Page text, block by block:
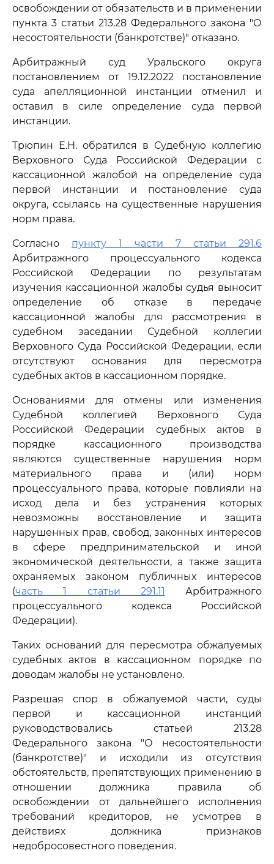
освобождении от обязательств и в применении
пункта 3 статьи 213.28 Федерального закона "О
несостоятельности (банкротстве)" отказано.
Арбитражный суд Уральского округа
постановлением от 19.12.2022 постановление
суда апелляционной инстанции отменил и
оставил в силе определение суда первой
инстанции.
Трюпин Е.Н. обратился в Судебную коллегию
Верховного Суда Российской Федерации с
кассационной жалобой на определение суда
первой инстанции и постановление суда
округа, ссылаясь на существенные нарушения
норм права.
Согласно пункту 1 части 7 статьи 291.6
Арбитражного процессуального кодекса
Российской Федерации по результатам
изучения кассационной жалобы судья выносит
определение об отказе в передаче
кассационной жалобы для рассмотрения в
судебном заседании Судебной коллегии
Верховного Суда Российской Федерации, если
отсутствуют основания для пересмотра
судебных актов в кассационном порядке.
Основаниями для отмены или изменения
Судебной коллегией Верховного Суда
Российской Федерации судебных актов в
порядке кассационного производства
являются существенные нарушения норм
материального права и (или) норм
процессуального права, которые повлияли на
исход дела и без устранения которых
невозможны восстановление и защита
нарушенных прав, свобод, законных интересов
в сфере предпринимательской и иной
экономической деятельности, а также защита
охраняемых законом публичных интересов
(часть 1 статьи 291.11 Арбитражного
процессуального кодекса Российской
Федерации).
Таких оснований для пересмотра обжалуемых
судебных актов в кассационном порядке по
доводам жалобы не установлено.
Разрешая спор в обжалуемой части, суды
первой и кассационной инстанций
руководствовались статьей 213.28
Федерального закона "О несостоятельности
(банкротстве)" и исходили из отсутствия
обстоятельств, препятствующих применению в
отношении должника правила об
освобождении от дальнейшего исполнения
требований кредиторов, не усмотрев в
действиях должника признаков
недобросовестного поведения.